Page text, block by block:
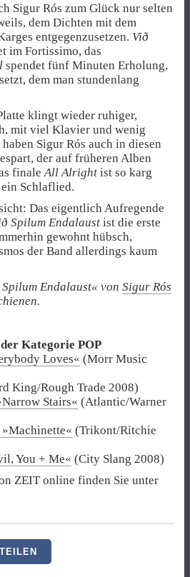
Sigur Rós zum Glück nur selten
dem Dichten mit dem
entgegenzusetzen. Við
im Fortissimo, das
spendet fünf Minuten Erholung,
dem man stundenlang
klingt wieder ruhiger,
mit viel Klavier und wenig
Sigur Rós auch in diesen
der auf früheren Alben
finaleAll Alright ist so karg
Schlaflied.
Das eigentlich Aufregende
Spilum Endalaust ist die erste
gewohnt hübsch,
der Band allerdings kaum
Endalaust« von Sigur Rós
Kategorie POP
Loves« (Morr Music
King/Rough Trade 2008)
Stairs« (Atlantic/Warner
(Trikont/Ritchie
You + Me« (City Slang 2008)
ZEIT online finden Sie unter